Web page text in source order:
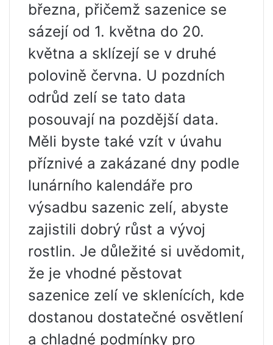
března, přičemž sazenice se
sázejí od 1. května do 20.
května a sklízejí se v druhé
polovině června. U pozdních
odrůd zelí se tato data
posouvají na pozdější data.
Měli byste také vzít v úvahu
příznivé a zakázané dny podle
lunárního kalendáře pro
výsadbu sazenic zelí, abyste
zajistili dobrý růst a vývoj
rostlin. Je důležité si uvědomit,
že je vhodné pěstovat
sazenice zelí ve sklenících, kde
dostanou dostatečné osvětlení
a chladné podmínky pro